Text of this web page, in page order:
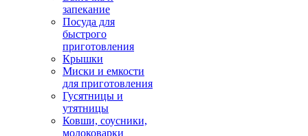
запекание
Посуда для
быстрого
приготовления
Крышки
Миски и емкости
для приготовления
Гусятницы и
утятницы
Ковши, соусники,
молоковарки